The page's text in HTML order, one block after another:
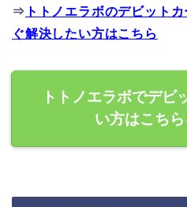
⇒ トトノエラボのデビット
ぐ解決したい方はこちら
トトノエラボでデビ
い方はこち